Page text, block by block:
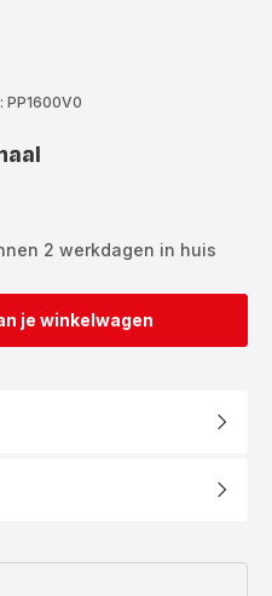
PP1600V0
2 werkdagen in huis
je winkelwagen